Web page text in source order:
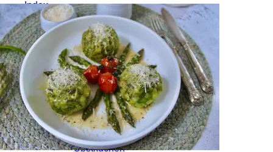
Index
Süßes
Brandteig
Brownies / Blondies
Cake Pops
Donuts
Eis / Nicecream
Gebäck / Kekse
Desserts
Kuchen
Blechkuchen
Hefekuchen
Käsekuchen
Obstkuchen